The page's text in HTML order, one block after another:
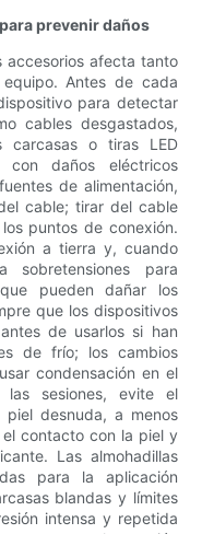
prevenir daños
accesorios afecta tanto
Antes de cada
para detectar
cables desgastados,
carcasas o tiras LED
con daños eléctricos
de alimentación,
cable; tirar del cable
puntos de conexión.
a tierra y, cuando
para
pueden dañar los
que los dispositivos
de usarlos si han
de frío; los cambios
condensación en el
las sesiones, evite el
desnuda, a menos
contacto con la piel y
Las almohadillas
para la aplicación
blandas y límites
intensa y repetida